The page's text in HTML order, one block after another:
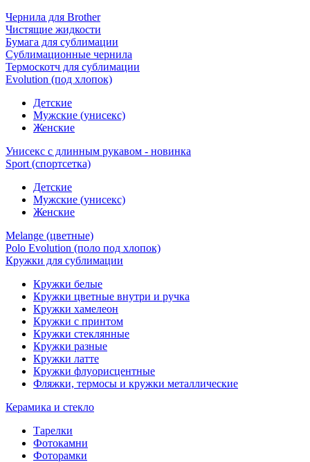
Чернила для Brother
Чистящие жидкости
Бумага для сублимации
Сублимационные чернила
Термоскотч для сублимации
Evolution (под хлопок)
Детские
Мужские (унисекс)
Женские
Унисекс с длинным рукавом - новинка
Sport (спортсетка)
Детские
Мужские (унисекс)
Женские
Melange (цветные)
Polo Evolution (поло под хлопок)
Кружки для сублимации
Кружки белые
Кружки цветные внутри и ручка
Кружки хамелеон
Кружки c принтом
Кружки стеклянные
Кружки разные
Кружки латте
Кружки флуорисцентные
Фляжки, термосы и кружки металлические
Керамика и стекло
Тарелки
Фотокамни
Фоторамки